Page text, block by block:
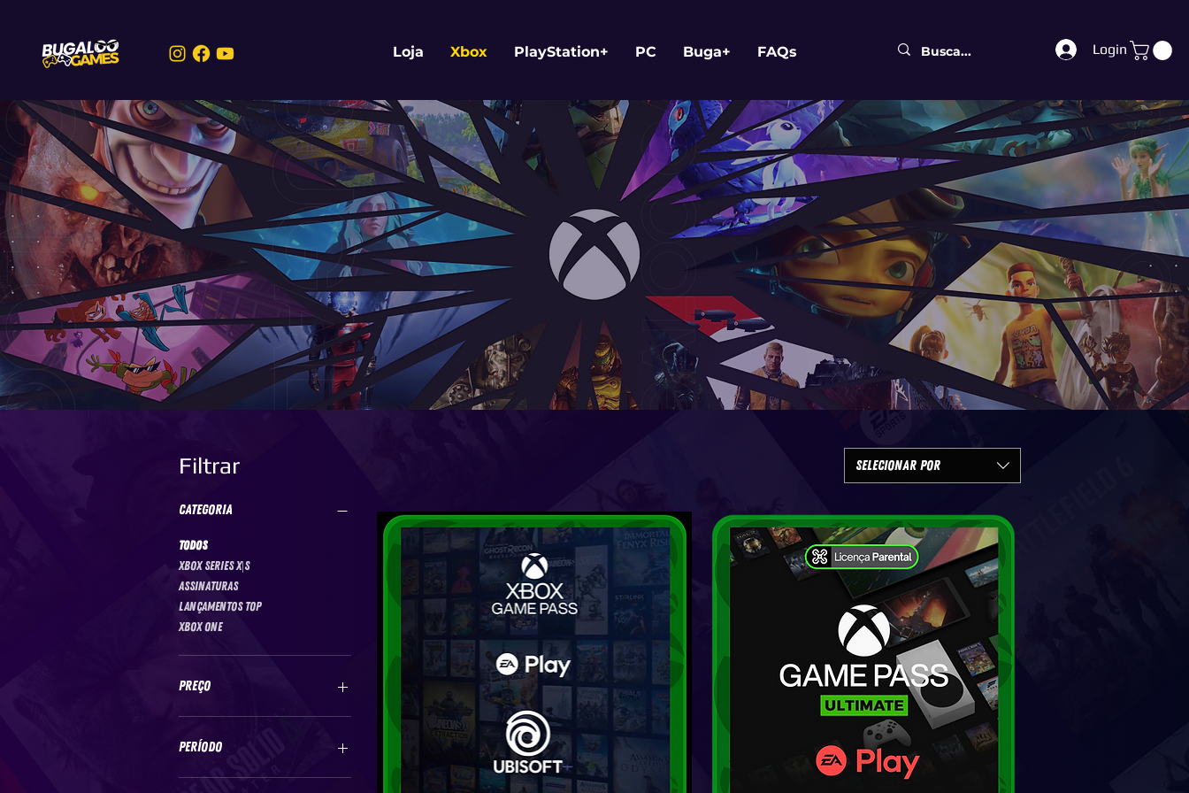
Login
Loja Xbox PlayStation+ PC Buga+ FAQs
Filtrar
Categoria
Todos
Xbox Series X|S
Assinaturas
Lançamentos TOP
Xbox One
Preço
R$ 19
Período
1 mês
Selecionar por